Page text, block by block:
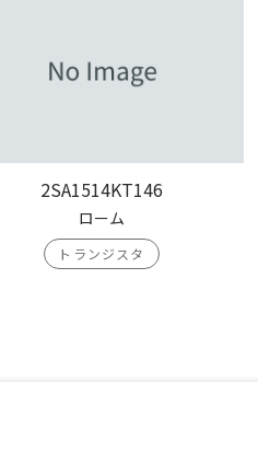
2SA1514KT146
ローム
トランジスタ